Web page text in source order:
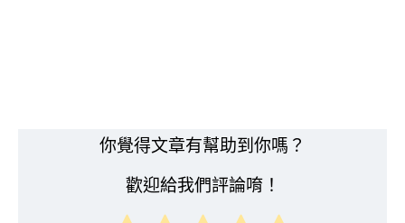
你覺得文章有幫助到你嗎？
歡迎給我們評論唷！